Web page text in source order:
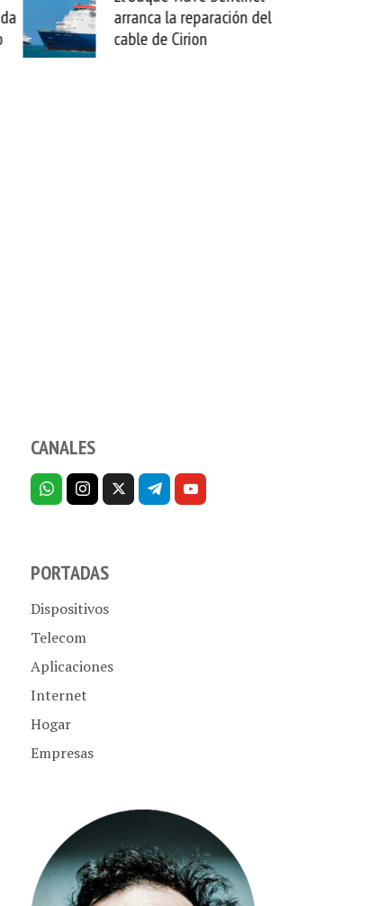
arranca la reparación del
cable de Cirion
CANALES
PORTADAS
Dispositivos
Telecom
Aplicaciones
Internet
Hogar
Empresas